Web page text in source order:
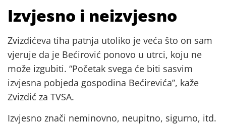
Izvjesno i neizvjesno
Zvizdićeva tiha patnja utoliko je veća što on sam
vjeruje da je Bećirović ponovo u utrci, koju ne
može izgubiti. “Početak svega će biti sasvim
izvjesna pobjeda gospodina Bećirevića”, kaže
Zvizdić za TVSA.
Izvjesno znači neminovno, neupitno, sigurno, itd.